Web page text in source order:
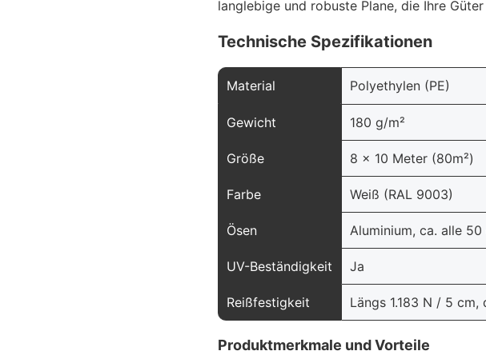
langlebige und robuste Plane, die Ihre
Technische Spezifikationen
Material Polyethylen (PE)
Gewicht 180 g/m²
Größe 8 x 10 Meter (80m²)
Farbe Weiß (RAL 9003)
Ösen Aluminium, ca. alle 50
UV-Beständigkeit Ja
Reißfestigkeit Längs 1.183 N / 5
Produktmerkmale und Vorteile